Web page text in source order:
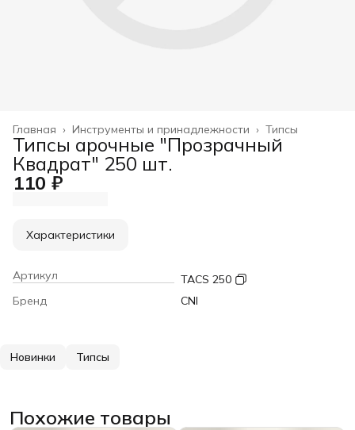
Типсы
Инструменты и принадлежности ›
Главная ›
Типсы арочные "Прозрачный
Квадрат" 250 шт.
110 ₽
Характеристики
Артикул
TACS 250
Бренд
CNI
Новинки Типсы
Похожие товары